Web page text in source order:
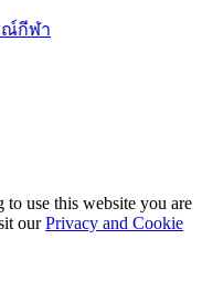
ณ์กีฬา
use this website you are
ourPrivacy and Cookie